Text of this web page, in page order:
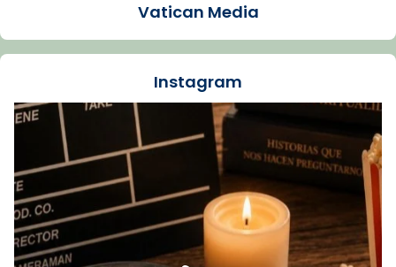
La Carmina va patir depressió. Fa gairebé
dos mesos, a l'Estadi Lluís Companys, la
Recupera l'entrevista comp
Vatican
tican News 👇
www.vaticannews.va/es/iglesia/news/2026-
07/carmina-historia-depresion-papa-viaje-
espana-testimoni...
Foto
Vatican Media
Instagram